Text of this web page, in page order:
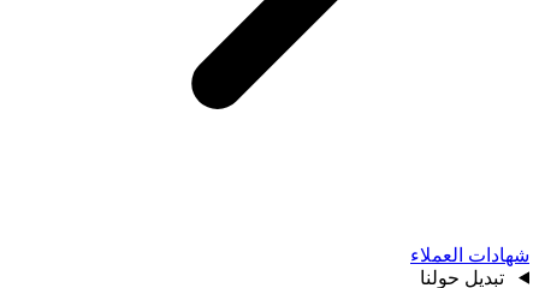
شهادات العملاء
تبديل حولنا